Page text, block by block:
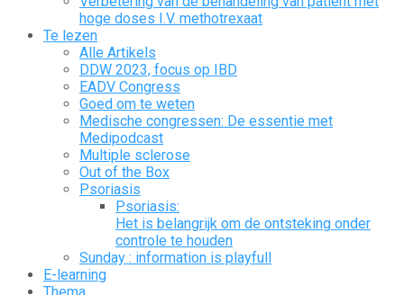
hoge doses I.V. methotrexaat
Te lezen
Alle Artikels
DDW 2023, focus op IBD
EADV Congress
Goed om te weten
Medische congressen: De essentie met
Medipodcast
Multiple sclerose
Out of the Box
Psoriasis
Psoriasis:
Het is belangrijk om de ontsteking onder
controle te houden
Sunday : information is playfull
E-learning